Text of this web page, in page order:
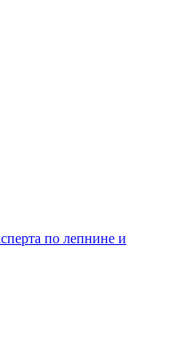
по лепнине и